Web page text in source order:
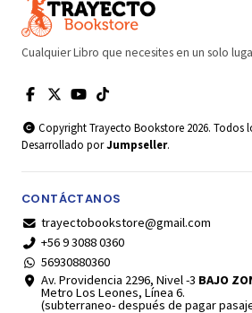
Cualquier Libro que necesites en un solo
Copyright Trayecto Bookstore 2026. Todos
Desarrollado porJumpseller.
CONTÁCTANOS
trayectobookstore@gmail.com
+56 9 3088 0360
56930880360
Av. Providencia 2296, Nivel -3 BAJO
Metro Los Leones, Línea 6.
(subterraneo- después de pagar